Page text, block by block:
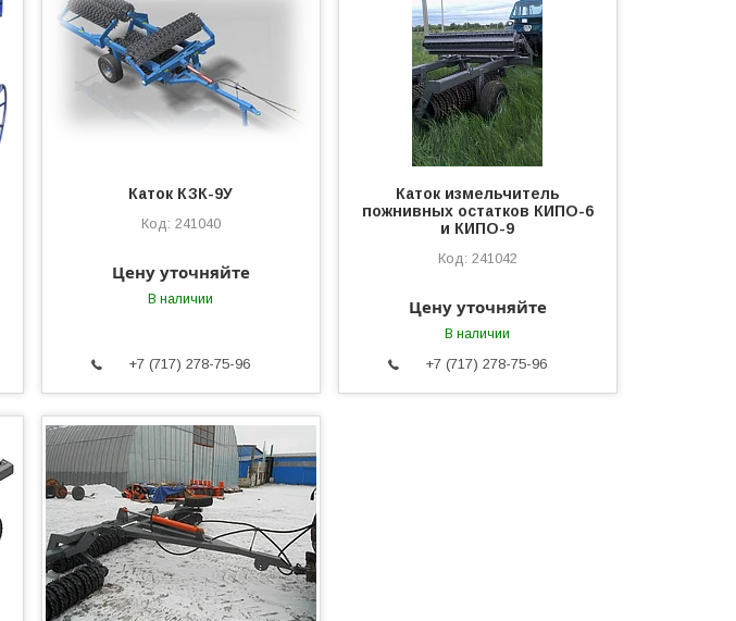
Каток КЗК-9У
241040
Цену уточняйте
В наличии
+7 (717) 278-75-96
Каток измельчитель
пожнивных остатков КИПО-6
и КИПО-9
241042
Цену уточняйте
В наличии
+7 (717) 278-75-96